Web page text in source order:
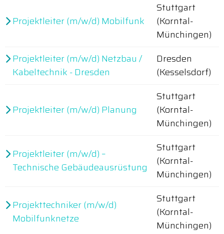
Projektleiter (m/w/d) Mobilfunk
Stuttgart
(Korntal-
Münchingen)
Projektleiter (m/w/d) Netzbau /
Kabeltechnik - Dresden
Dresden
(Kesselsdorf)
Projektleiter (m/w/d) Planung
Stuttgart
(Korntal-
Münchingen)
Projektleiter (m/w/d) –
Technische Gebäudeausrüstung
Stuttgart
(Korntal-
Münchingen)
Projekttechniker (m/w/d)
Mobilfunknetze
Stuttgart
(Korntal-
Münchingen)